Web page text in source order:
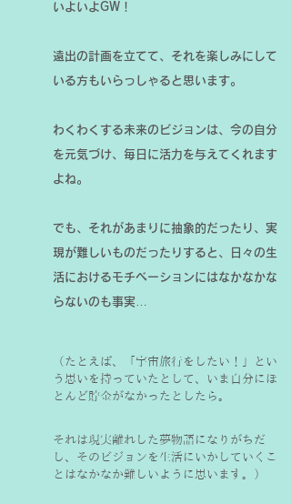
いよいよGW！
遠出の計画を立てて、それを楽しみにして
いる方もいらっしゃると思います。
わくわくする未来のビジョンは、今の自分
を元気づけ、毎日に活力を与えてくれます
よね。
でも、それがあまりに抽象的だったり、実
現が難しいものだったりすると、日々の生
活におけるモチベーションにはなかなかな
らないのも事実…
（たとえば、「宇宙旅行をしたい！」とい
う思いを持っていたとして、いま自分にほ
とんど貯金がなかったとしたら。
それは現実離れした夢物語になりがちだ
し、そのビジョンを生活にいかしていくこ
とはなかなか難しいように思います。）